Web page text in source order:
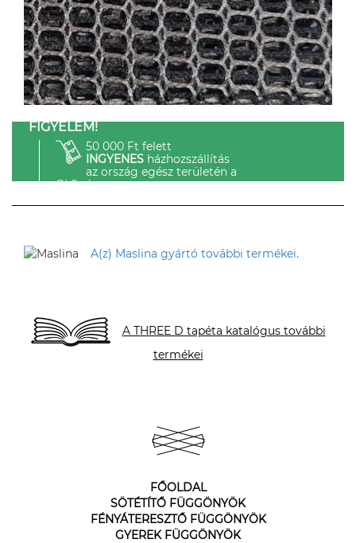
FIGYELEM!
50 000 Ft felett
INGYENESházhozszállítás
az ország egész területén a
GLS-el.
A(z) Maslina gyártó további termékei.
A THREE D tapéta katalógus további
termékei
FŐOLDAL
SÖTÉTÍTŐ FÜGGÖNYÖK
FÉNYÁTERESZTŐ FÜGGÖNYÖK
GYEREK FÜGGÖNYÖK